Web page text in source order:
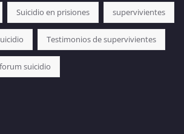
Suicidio en prisiones supervivientes
Testimonios de supervivientes
suicidio